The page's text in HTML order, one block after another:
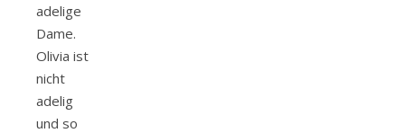
adelige
Dame.
Olivia ist
nicht
adelig
und so